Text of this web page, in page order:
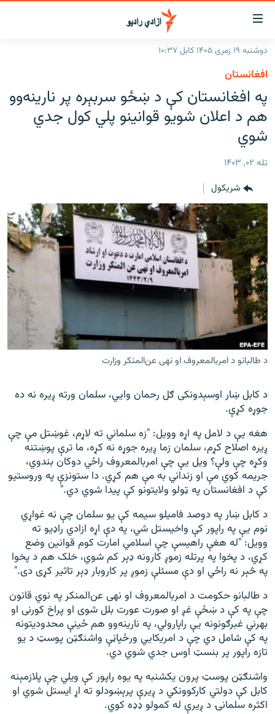
د
لاسرسۍ
وړ
لېنکونه
متن
ورتلل
اصلي
مېنو
ته
لټون
پاڼې
ته
مراجعه
راپورونه
افغانستان
سیمه
خبرونه
افغانستان
د خپرونو جدول
مرکې
انځوریزه برخه
ورزش
د کډوالۍ بحران
'کووېډ-۱۹'
اړیکه
دري پاڼه
Azadi English
د ازادې اروپا/ ازادي راډيو ټولې پاڼې
دوشنبه ۱۹ زمری ۱۴۰۵ کابل ۱۰:۳۷
افغانستان
په افغانستان کې د ښځو سربېره پر نارینه‌وو
هم د اعلان شویو قوانینو پلي کول جدي
شوي
تله ۰۲, ۱۴۰۳
شريکول
د طالبانو د امربالمعروف او نهی عن‌المنکر وزارت
د کابل ښار اوسېدونکی ګل رحمان وايي، سلمان ورته ږیره نه ده
جوړه کړې.
هغه یې د لامل په اړه وویل: "زه سلماني ته لاړم، غوښتل مې چې
ږیره اصلاح کړم، سلمان زما ږیره جوړه نه کړه، ما ترې پوښتنه
وکړه چې ولې؟ ویل یې چې امربالمعروف راځي دوکان بندوي،
جریمه کوي مې او زنداني به مې هم کړي. دا ستونزې په وروستیو
کې د افغانستان په ټولو ولایتونو کې پیدا شوي دي."
د کابل ښار په دوصد فامیلو سیمه کې یو سلمان چې نه غواړي
نوم یې په راپور کې واخیستل شي، په دې اړه ازادي راډیو ته
وویل: "له هغې راهیسې چې اسلامي امارت کوم قوانین وضع
کړي، د پخوا په پرتله زموږ کارونه ډېر کم شوي، خلک هم د پخوا
په څېر نه راځي او دې مسئلې زموږ پر کاروبار ډېر تاثیر کړی دی."
د طالبانو حکومت د امربالمعروف او نهی عن‌المنکر په نوي قانون
چې په کې د ښځې غږ او صورت عورت بلل شوی او پراخ کورنی او
بهرني غبرګونونه یې راپارولي، په نارینه‌وو هم ځینې محدودیتونه
په کې شامل دي چې د امریکايي ورځپاڼې واشنګټن پوسټ د یو
تازه راپور پر بنسټ اوس جدي شوي دي.
واشنګټن پوسټ پرون یکشنبه په یوه راپور کې ویلي چې پلازمېنه
کابل کې دولتي کارکوونکي د ږيرې پرېښودلو ته اړ ایستل شوي او
اکثره سلمانۍ د ږيرې له کمولو ډډه کوي.